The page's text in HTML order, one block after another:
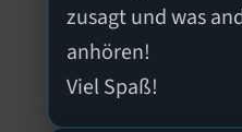
zusagt und was
anhören!
Viel Spaß!